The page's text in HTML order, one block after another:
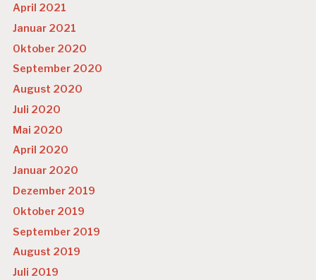
April 2021
Januar 2021
Oktober 2020
September 2020
August 2020
Juli 2020
Mai 2020
April 2020
Januar 2020
Dezember 2019
Oktober 2019
September 2019
August 2019
Juli 2019